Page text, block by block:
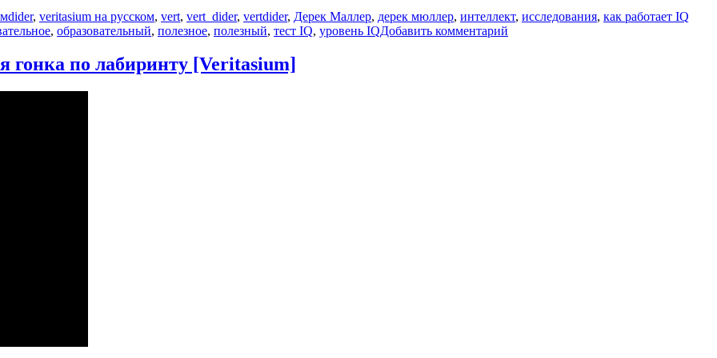
Метки
dider, veritasium на русском, vert, vert_dider, vertdider, Дерек Маллер, дерек мюллер, интеллект, исследования, как работает IQ
, образовательный, полезное, полезный, тест IQ, уровень IQДобавить комментарий
по лабиринту [Veritasium]